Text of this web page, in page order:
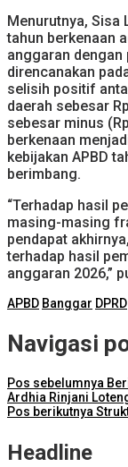
Menurutnya, Sisa
tahun berkenaan
anggaran dengan
direncanakan
selisih positif
daerah sebesar
sebesar minus
berkenaan
kebijakan APBD
berimbang.
“Terhadap hasil
masing-masing
pendapat
terhadap hasil
anggaran 2026,”
APBD Banggar DPRD
Navigasi
Pos sebelumnya
Ardhia Rinjani
Pos berikutnya
Headline